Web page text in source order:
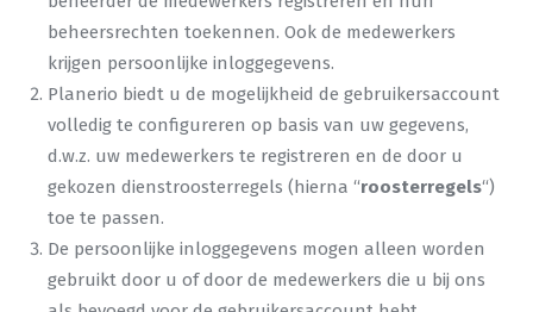
beheersrechten toekennen. Ook de medewerkers
krijgen persoonlijke inloggegevens.
Planerio biedt u de mogelijkheid de gebruikersaccount
volledig te configureren op basis van uw gegevens,
d.w.z. uw medewerkers te registreren en de door u
gekozen dienstroosterregels (hierna “roosterregels“)
toe te passen.
De persoonlijke inloggegevens mogen alleen worden
gebruikt door u of door de medewerkers die u bij ons